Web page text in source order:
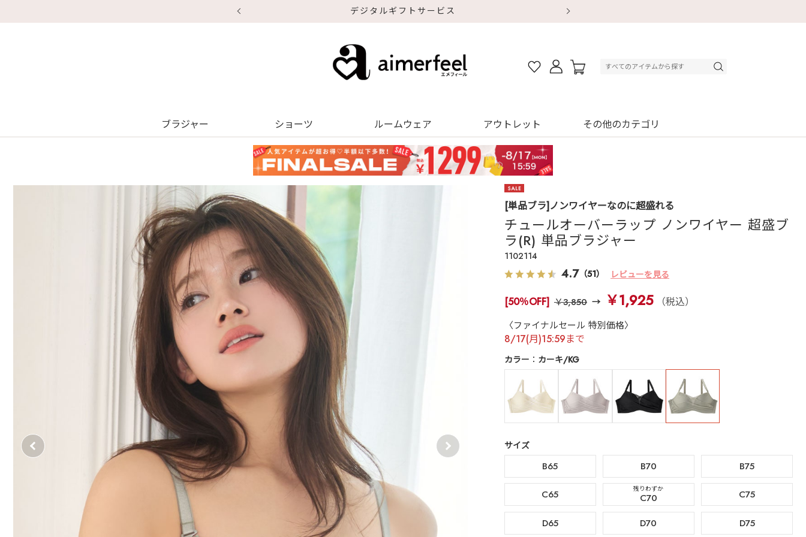
デジタルギフトサービス
ブラジャー ショーツ ルームウェア アウトレット その他のカテゴリ
[単品ブラ]ノンワイヤーなのに超盛れる
チュールオーバーラップ ノンワイヤー 超盛ブ
ラ(R) 単品ブラジャー
1102114
4.7（51） レビューを見る
[50％OFF] ￥3,850 ￥1,925 （税込）
〈ファイナルセール 特別価格〉
8/17(月)15:59まで
カラー カーキ/KG
サイズ
B65 B70 B75
C65 残りわずか
C70 C75
D65 D70 D75